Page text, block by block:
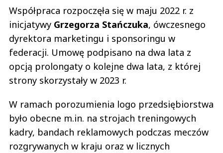
Współpraca rozpoczęła się w maju 2022 r. z
inicjatywy Grzegorza Stańczuka, ówczesnego
dyrektora marketingu i sponsoringu w
federacji. Umowę podpisano na dwa lata z
opcją prolongaty o kolejne dwa lata, z której
strony skorzystały w 2023 r.
W ramach porozumienia logo przedsiębiorstwa
było obecne m.in. na strojach treningowych
kadry, bandach reklamowych podczas meczów
rozgrywanych w kraju oraz w licznych